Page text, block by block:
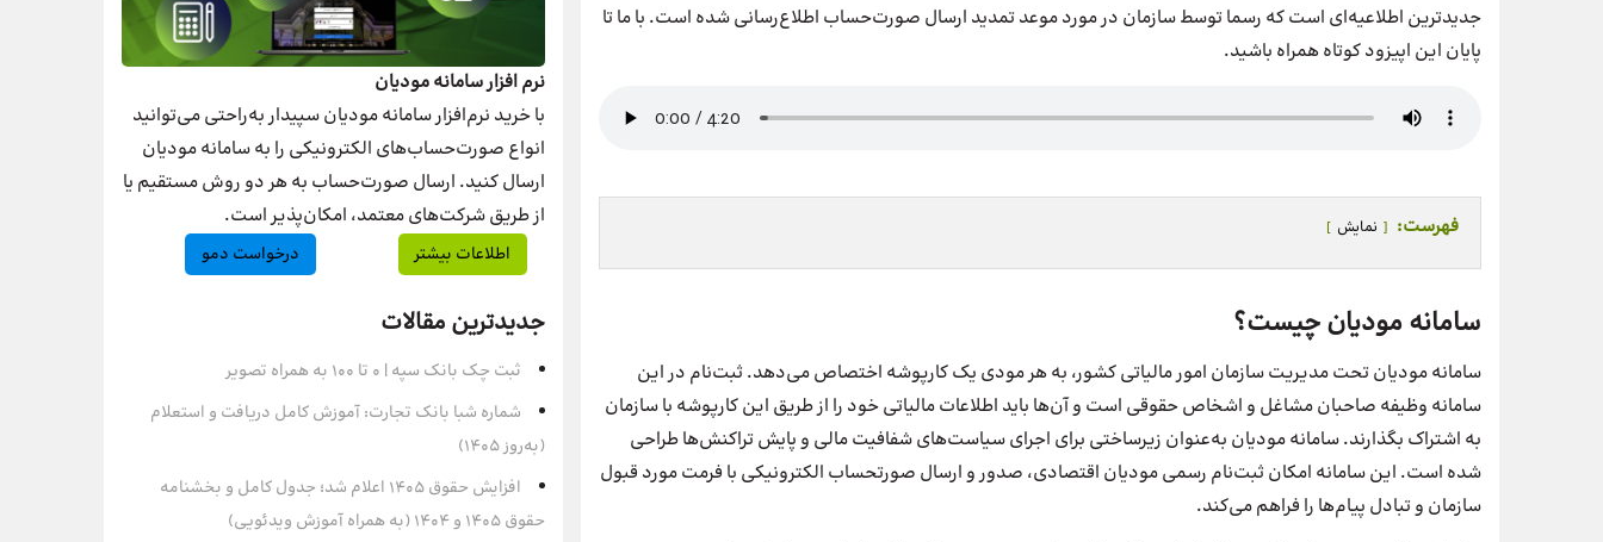
جدیدترین اطلاعیه‌ای است که رسما توسط سازمان در مورد موعد تمدید ارسال صورت‌حساب اطلاع‌رسانی شده است. با ما تا
پایان این اپیزود کوتاه همراه باشید.
فهرست: نمایش
سامانه مودیان چیست؟
سامانه مودیان تحت مدیریت سازمان امور مالیاتی کشور، به هر مودی یک کارپوشه اختصاص می‌دهد. ثبت‌نام در این
سامانه وظیفه صاحبان مشاغل و اشخاص حقوقی است و آن‌ها باید اطلاعات مالیاتی خود را از طریق این کارپوشه با سازمان
به اشتراک بگذارند. سامانه مودیان به‌عنوان زیرساختی برای اجرای سیاست‌های شفافیت مالی و پایش تراکنش‌ها طراحی
شده است. این سامانه امکان ثبت‌نام رسمی مودیان اقتصادی، صدور و ارسال صورتحساب الکترونیکی با فرمت مورد قبول
سازمان و تبادل پیام‌ها را فراهم می‌کند.
نرم افزار سامانه مودیان
با خرید نرم‌افزار سامانه مودیان سپیدار به‌راحتی می‌توانید
انواع صورت‌حساب‌های الکترونیکی را به سامانه مودیان
ارسال کنید. ارسال صورت‌حساب به هر دو روش مستقیم یا
از طریق شرکت‌های معتمد، امکان‌پذیر است.
اطلاعات بیشتر درخواست دمو
جدیدترین مقالات
ثبت چک بانک سپه | ۰ تا ۱۰۰ به همراه تصویر
شماره شبا بانک تجارت: آموزش کامل دریافت و استعلام
(به‌روز ۱۴۰۵)
افزایش حقوق 1405 اعلام شد؛ جدول کامل و بخشنامه
حقوق 1405 و 1404 (به همراه آموزش ویدئویی)